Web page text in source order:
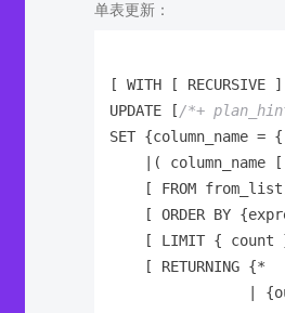
单表更新：
[ WITH [
UPDATE [ /*+
SET {column_name
|( column_name
[ FROM
[ ORDER BY
[ LIMIT { count
    [ RETURNING {*